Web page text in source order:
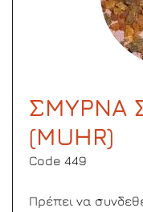
ΣΜΥΡΝΑ
(MUHR)
Code 449
Πρέπει να